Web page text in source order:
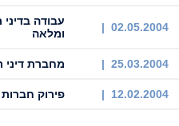
02.05.2004 |
עבודה
ומלאה
25.03.2004 | מחברת דיני
12.02.2004 | פירוק חברות